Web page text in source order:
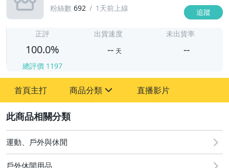
粉絲數 692 1天前上線 追蹤
正評
100.0%
總評價 1197
出貨速度
-- 天
未出貨率
--
首頁主打 商品分類
運動、戶外與休閒
直播影片
運動、戶外與休閒
戶外休閒用品